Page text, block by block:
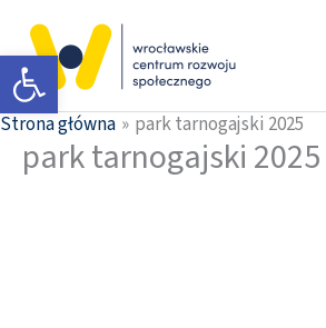
Otwórz pasek narzędzi
treści
Strona główna park tarnogajski 2025
park tarnogajski 2025